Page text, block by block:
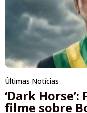
Últimas Notícias
‘Dark
filme sobre